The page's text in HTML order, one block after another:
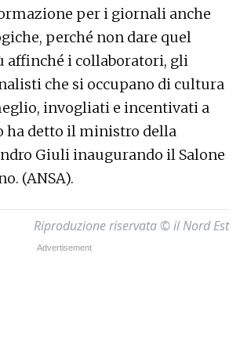
per i giornali anche
perché non dare quel
affinché i collaboratori, gli
che si occupano di cultura
invogliati e incentivati a
ha detto il ministro della
Giuli inaugurando il Salone
(ANSA).
Riproduzione riservata © il Nord Est